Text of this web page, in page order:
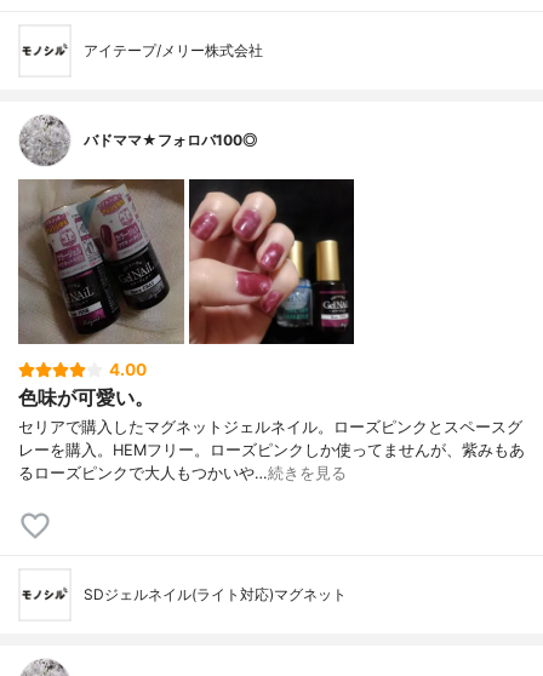
アイテープ/メリー株式会社
バドママ★フォロバ100◎
4.00
色味が可愛い。
セリアで購入したマグネットジェルネイル。ローズピンクとスペースグ
レーを購入。HEMフリー。ローズピンクしか使ってませんが、紫みもあ
るローズピンクで大人もつかいや…続きを見る
SDジェルネイル(ライト対応)マグネット